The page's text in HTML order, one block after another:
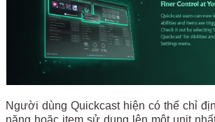
Người dùng Quickcast hiện có thể chỉ